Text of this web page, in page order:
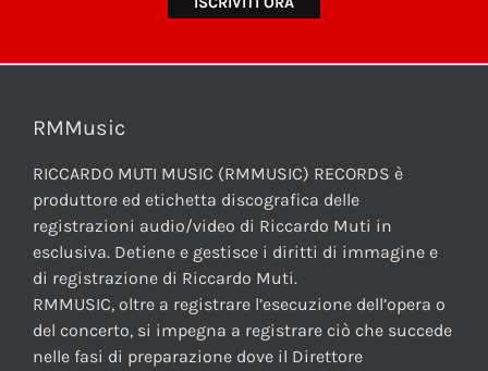
RMMusic
RICCARDO MUTI MUSIC (RMMUSIC) RECORDS è
produttore ed etichetta discografica delle
registrazioni audio/video di Riccardo Muti in
esclusiva. Detiene e gestisce i diritti di immagine e
di registrazione di Riccardo Muti.
RMMUSIC, oltre a registrare l’esecuzione dell’opera o
del concerto, si impegna a registrare ciò che succede
nelle fasi di preparazione dove il Direttore